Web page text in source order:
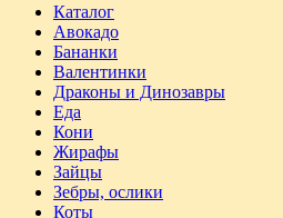
Каталог
Авокадо
Бананки
Валентинки
Драконы и Динозавры
Еда
Кони
Жирафы
Зайцы
Зебры, ослики
Коты